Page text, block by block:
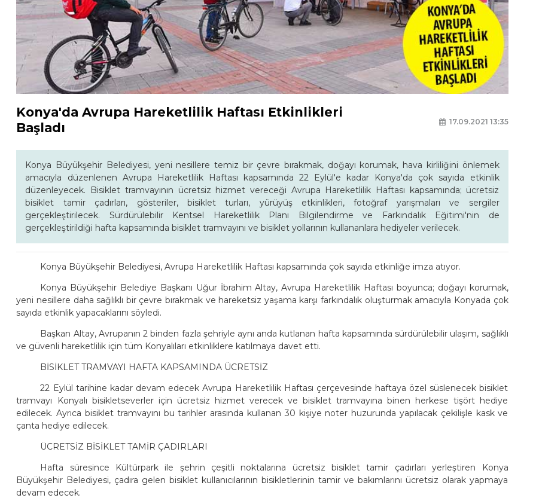
Konya'da Avrupa Hareketlilik Haftası Etkinlikleri
Başladı
17.09.2021 13:35
Konya Büyükşehir Belediyesi, yeni nesillere temiz bir çevre bırakmak, doğayı korumak, hava kirliliğini önlemek
amacıyla düzenlenen Avrupa Hareketlilik Haftası kapsamında 22 Eylül'e kadar Konya'da çok sayıda etkinlik
düzenleyecek. Bisiklet tramvayının ücretsiz hizmet vereceği Avrupa Hareketlilik Haftası kapsamında; ücretsiz
bisiklet tamir çadırları, gösteriler, bisiklet turları, yürüyüş etkinlikleri, fotoğraf yarışmaları ve sergiler
gerçekleştirilecek. Sürdürülebilir Kentsel Hareketlilik Planı Bilgilendirme ve Farkındalık Eğitimi'nin de
gerçekleştirildiği hafta kapsamında bisiklet tramvayını ve bisiklet yollarının kullananlara hediyeler verilecek.
Konya Büyükşehir Belediyesi, Avrupa Hareketlilik Haftası kapsamında çok sayıda etkinliğe imza atıyor.
Konya Büyükşehir Belediye Başkanı Uğur İbrahim Altay, Avrupa Hareketlilik Haftası boyunca; doğayı korumak,
yeni nesillere daha sağlıklı bir çevre bırakmak ve hareketsiz yaşama karşı farkındalık oluşturmak amacıyla Konyada çok
sayıda etkinlik yapacaklarını söyledi.
Başkan Altay, Avrupanın 2 binden fazla şehriyle aynı anda kutlanan hafta kapsamında sürdürülebilir ulaşım, sağlıklı
ve güvenli hareketlilik için tüm Konyalıları etkinliklere katılmaya davet etti.
BİSİKLET TRAMVAYI HAFTA KAPSAMINDA ÜCRETSİZ
22 Eylül tarihine kadar devam edecek Avrupa Hareketlilik Haftası çerçevesinde haftaya özel süslenecek bisiklet
tramvayı Konyalı bisikletseverler için ücretsiz hizmet verecek ve bisiklet tramvayına binen herkese tişört hediye
edilecek. Ayrıca bisiklet tramvayını bu tarihler arasında kullanan 30 kişiye noter huzurunda yapılacak çekilişle kask ve
çanta hediye edilecek.
ÜCRETSİZ BİSİKLET TAMİR ÇADIRLARI
Hafta süresince Kültürpark ile şehrin çeşitli noktalarına ücretsiz bisiklet tamir çadırları yerleştiren Konya
Büyükşehir Belediyesi, çadıra gelen bisiklet kullanıcılarının bisikletlerinin tamir ve bakımlarını ücretsiz olarak yapmaya
devam edecek.